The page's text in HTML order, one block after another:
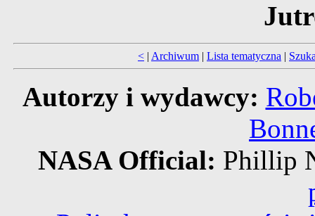
< | Archiwum | Lista tematyczna |
Autorzy i wydawcy:
NASA Official: Phillip